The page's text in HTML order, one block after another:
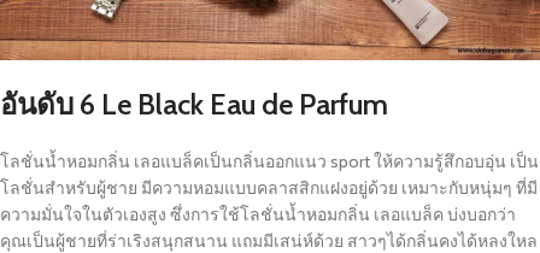
อันดับ 6 Le Black Eau de Parfum
โลชั่นน้ำหอมกลิ่น เลอแบล็คเป็นกลิ่นออกแนว sport ให้ความรู้สึกอบอุ่น เป็น
โลชั่นสำหรับผู้ชาย มีความหอมแบบคลาสสิกแฝงอยู่ด้วย เหมาะกับหนุ่มๆ ที่มี
ความมั่นใจในตัวเองสูง ซึ่งการใช้โลชั่นน้ำหอมกลิ่น เลอแบล็ค บ่งบอกว่า
คุณเป็นผู้ชายที่ร่าเริงสนุกสนาน แถมมีเสน่ห์ด้วย สาวๆได้กลิ่นคงได้หลงใหล